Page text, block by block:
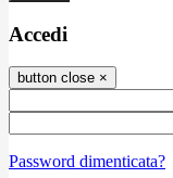
Accedi
button close ×
Password dimenticata?